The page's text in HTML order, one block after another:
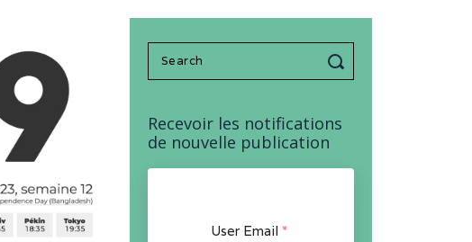
Search
for:
Recevoir les notifications
de nouvelle publication
User Email *